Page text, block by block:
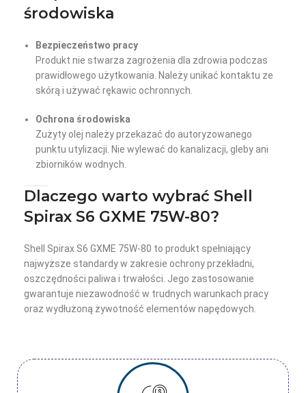
środowiska
Bezpieczeństwo pracy
Produkt nie stwarza zagrożenia dla zdrowia podczas
prawidłowego użytkowania. Należy unikać kontaktu ze
skórą i używać rękawic ochronnych.
Ochrona środowiska
Zużyty olej należy przekazać do autoryzowanego
punktu utylizacji. Nie wylewać do kanalizacji, gleby ani
zbiorników wodnych.
Dlaczego warto wybrać Shell
Spirax S6 GXME 75W-80?
Shell Spirax S6 GXME 75W-80 to produkt spełniający
najwyższe standardy w zakresie ochrony przekładni,
oszczędności paliwa i trwałości. Jego zastosowanie
gwarantuje niezawodność w trudnych warunkach pracy
oraz wydłużoną żywotność elementów napędowych.